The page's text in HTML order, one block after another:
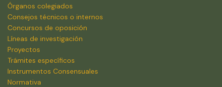
Órganos colegiados
Consejos técnicos o internos
Concursos de oposición
Líneas de investigación
Proyectos
Trámites específicos
Instrumentos Consensuales
Normativa